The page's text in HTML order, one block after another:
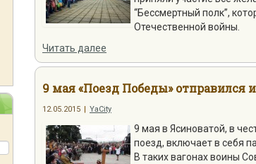
“Бессмертный полк”,
Отечественной войны.
Читать далее
9 мая «Поезд Победы» отправился
12.05.2015 YaCity
9 мая в Ясиноватой, в
поезд, включает в себя
В таких вагонах воины